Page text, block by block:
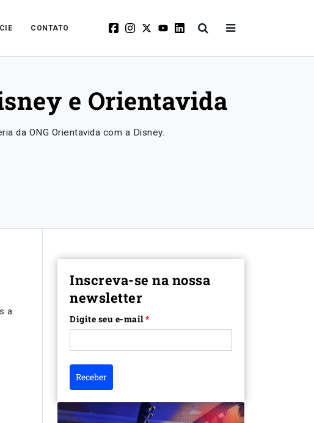
CONTATO
e Orientavida
da ONG Orientavida com a Disney.
a
Inscreva-se na nossa
newsletter
Digite seu e-mail*
Receber